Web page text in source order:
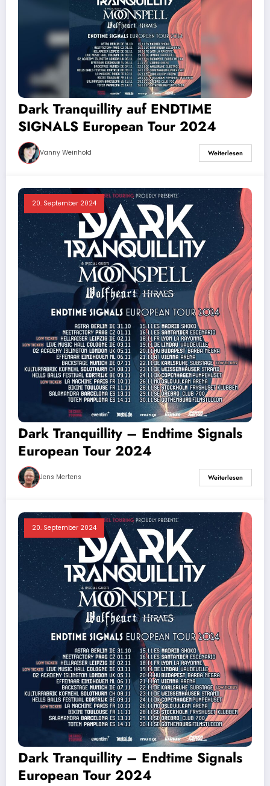
Dark Tranquillity auf ENDTIME
SIGNALS European Tour 2024
Vanny Weinhold Weiterlesen
20. September 2024
Dark Tranquillity – Endtime Signals
European Tour 2024
Jens Mertens Weiterlesen
20. September 2024
Dark Tranquillity – Endtime Signals
European Tour 2024